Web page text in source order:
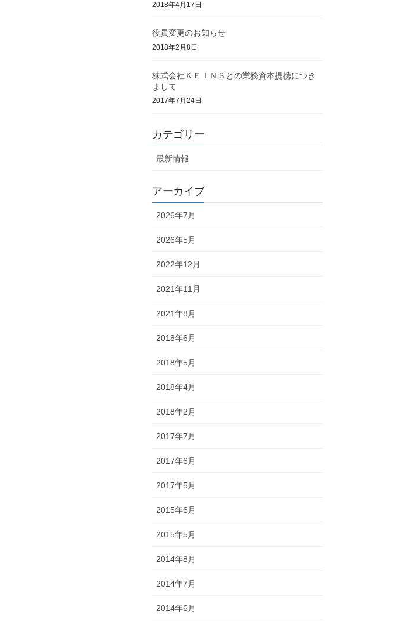
2018年4月17日
役員変更のお知らせ
2018年2月8日
株式会社ＫＥＩＮＳとの業務資本提携につき
まして
2017年7月24日
カテゴリー
最新情報
アーカイブ
2026年7月
2026年5月
2022年12月
2021年11月
2021年8月
2018年6月
2018年5月
2018年4月
2018年2月
2017年7月
2017年6月
2017年5月
2015年6月
2015年5月
2014年8月
2014年7月
2014年6月